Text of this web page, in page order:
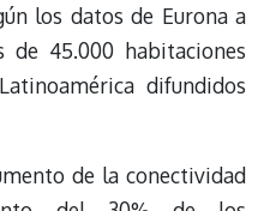
los datos de Eurona a
45.000 habitaciones
difundidos
de la conectividad